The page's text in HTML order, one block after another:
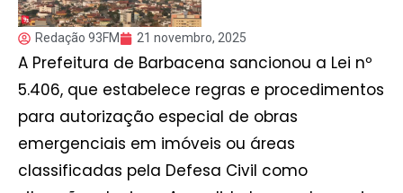
Redação 93FM 21 novembro, 2025
A Prefeitura de Barbacena sancionou a Lei nº
5.406, que estabelece regras e procedimentos
para autorização especial de obras
emergenciais em imóveis ou áreas
classificadas pela Defesa Civil como